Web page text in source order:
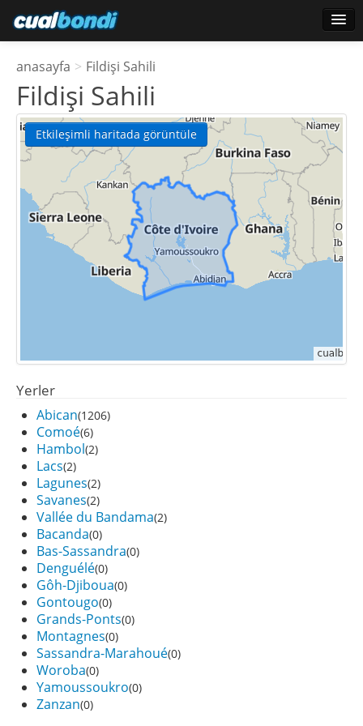
Yıldız kullanıcılar
Anket
anasayfa > Fildişi Sahili
Fildişi Sahili
Etkileşimli haritada görüntüle
Yerler
Abican(1206)
Comoé(6)
Hambol(2)
Lacs(2)
Lagunes(2)
Savanes(2)
Vallée du Bandama(2)
Bacanda(0)
Bas-Sassandra(0)
Denguélé(0)
Gôh-Djiboua(0)
Gontougo(0)
Grands-Ponts(0)
Montagnes(0)
Sassandra-Marahoué(0)
Woroba(0)
Yamoussoukro(0)
Zanzan(0)